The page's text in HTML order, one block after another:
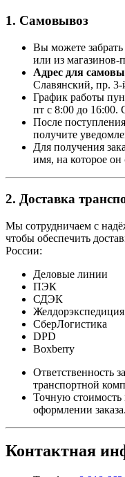
1. Самовывоз
Вы можете забрать
или из магазинов-
Адрес для
Славянский, пр.
График работы
пт с 8:00 до 16:00.
После
получите
Для получения
имя, на которое
2. Доставка
Мы сотрудничаем с
чтобы обеспечить
России:
Деловые линии
ПЭК
СДЭК
Желдорэкспедиция
СберЛогистика
DPD
Boxberry
Ответственность
транспортной
Точную стоимость
оформлении заказа.
Контактная